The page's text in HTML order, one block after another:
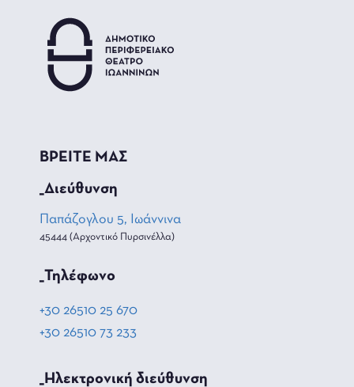
ΒΡΕΙΤΕ ΜΑΣ
_Διεύθυνση
Παπάζογλου 5, Ιωάννινα
45444 (Αρχοντικό Πυρσινέλλα)
_Τηλέφωνο
+30 26510 25 670
+30 26510 73 233
_Hλεκτρονική διεύθυνση